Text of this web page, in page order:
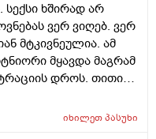
ხშირად არ
ვერ ვიღებ. ვერ
მტკივნეულია. ამ
მყავდა მაგრამ
დროს. თითით
გინეკოლოგთან
იხილეთპასუხი